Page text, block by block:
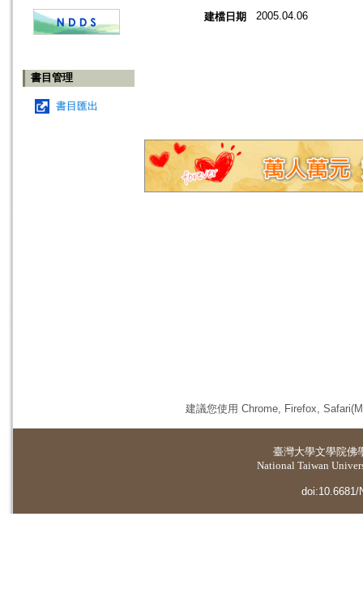
書目管理
書目匯出
建檔日期 2005.04.06
建議您使用 Chrome, Firefox,
臺灣大學文學院佛
National Taiwan
doi:10.6681/